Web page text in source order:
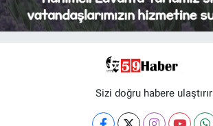
Sizi doğru habere ulaştırır